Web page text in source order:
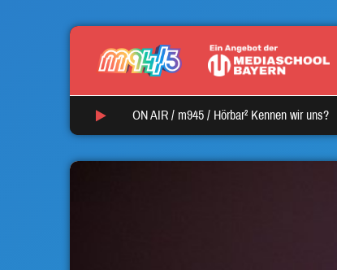
ON AIR / m945 / Hörbar² Kennen wir uns?